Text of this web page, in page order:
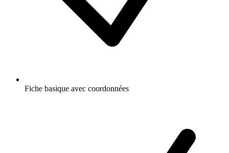
Fiche basique avec coordonnées